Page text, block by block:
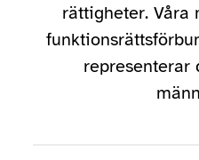
rättigheter. Våra